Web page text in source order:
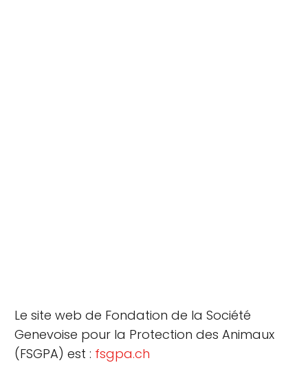
Le site web de Fondation de la Société
Genevoise pour la Protection des Animaux
(FSGPA) est : fsgpa.ch